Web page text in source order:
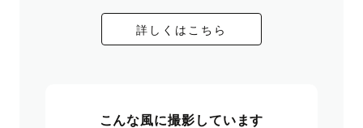
詳しくはこちら
こんな風に撮影しています